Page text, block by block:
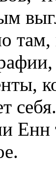
там,
себя.
Енн